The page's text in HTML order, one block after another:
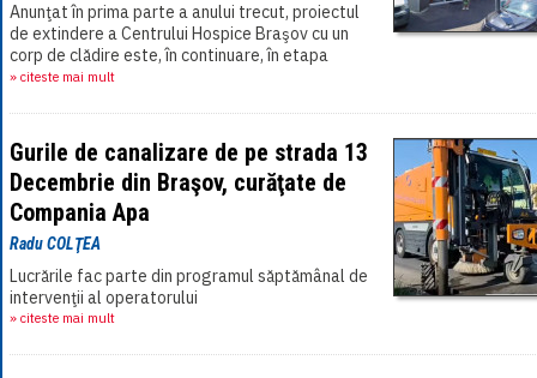
Anunţat în prima parte a anului trecut, proiectul
de extindere a Centrului Hospice Braşov cu un
corp de clădire este, în continuare, în etapa
birocratică. Din momentul anunţului[...]
» citeste mai mult
Gurile de canalizare de pe strada 13
Decembrie din Braşov, curăţate de
Compania Apa
Radu COLŢEA
Lucrările fac parte din programul săptămânal de
intervenţii al operatorului
» citeste mai mult